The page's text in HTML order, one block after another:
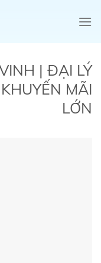
| ĐẠI LÝ
MÃI
LỚN